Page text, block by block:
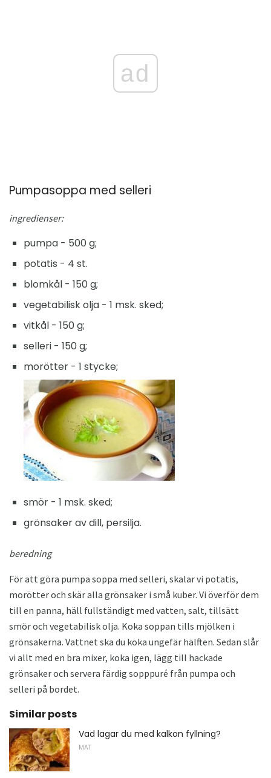
ad
Pumpasoppa med selleri
ingredienser:
pumpa - 500 g;
potatis - 4 st.
blomkål - 150 g;
vegetabilisk olja - 1 msk. sked;
vitkål - 150 g;
selleri - 150 g;
morötter - 1 stycke;
smör - 1 msk. sked;
grönsaker av dill, persilja.
beredning
För att göra pumpa soppa med selleri, skalar vi potatis,
morötter och skär alla grönsaker i små kuber. Vi överför dem
till en panna, häll fullständigt med vatten, salt, tillsätt
smör och vegetabilisk olja. Koka soppan tills mjölken i
grönsakerna. Vattnet ska du koka ungefär hälften. Sedan slår
vi allt med en bra mixer, koka igen, lägg till hackade
grönsaker och servera färdig sopppuré från pumpa och
selleri på bordet.
Similar posts
Vad lagar du med kalkon fyllning?
MAT